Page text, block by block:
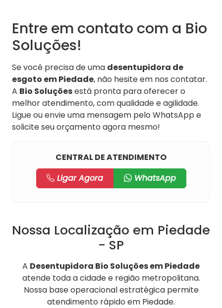
Entre em contato com a Bio
Soluções!
Se você precisa de uma desentupidora de
esgoto em Piedade, não hesite em nos contatar.
A Bio Soluçõesestá pronta para oferecer o
melhor atendimento, com qualidade e agilidade.
Ligue ou envie uma mensagem pelo WhatsApp e
solicite seu orçamento agora mesmo!
CENTRAL DE ATENDIMENTO
Ligar Agora
WhatsApp
Nossa Localização em Piedade
- SP
A Desentupidora Bio Soluções em Piedade
atende toda a cidade e região metropolitana.
Nossa base operacional estratégica permite
atendimento rápido em Piedade.